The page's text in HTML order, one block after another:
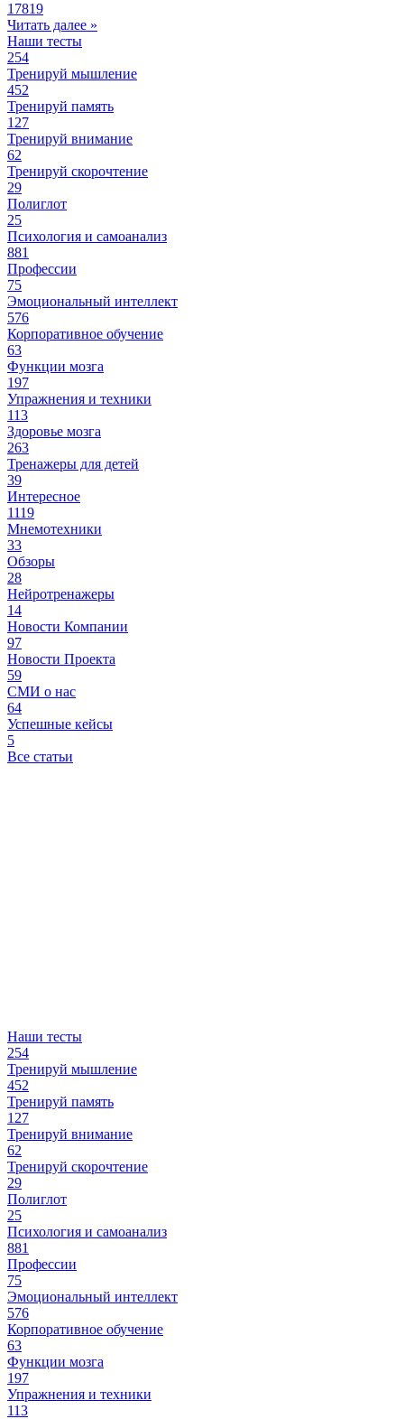
17819
Читать далее »
Наши тесты
254
Тренируй мышление
452
Тренируй память
127
Тренируй внимание
62
Тренируй скорочтение
29
Полиглот
25
Психология и самоанализ
881
Профессии
75
Эмоциональный интеллект
576
Корпоративное обучение
63
Функции мозга
197
Упражнения и техники
113
Здоровье мозга
263
Тренажеры для детей
39
Интересное
1119
Мнемотехники
33
Обзоры
28
Нейротренажеры
14
Новости Компании
97
Новости Проекта
59
СМИ о нас
64
Успешные кейсы
5
Все статьи
Наши тесты
254
Тренируй мышление
452
Тренируй память
127
Тренируй внимание
62
Тренируй скорочтение
29
Полиглот
25
Психология и самоанализ
881
Профессии
75
Эмоциональный интеллект
576
Корпоративное обучение
63
Функции мозга
197
Упражнения и техники
113